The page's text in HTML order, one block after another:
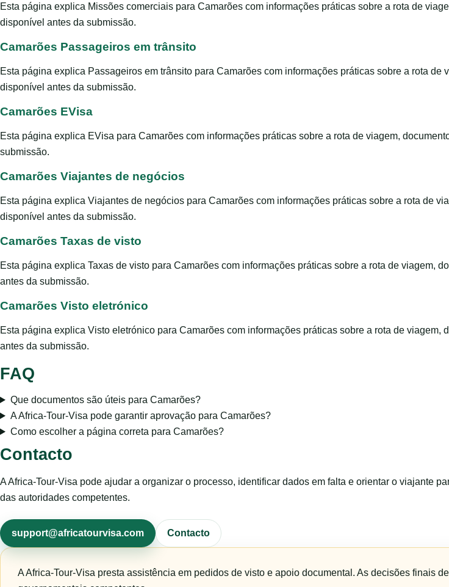
Esta página explica Missões comerciais para Camarões com informações práticas sobre a rota de
disponível antes da submissão.
Camarões Passageiros em trânsito
Esta página explica Passageiros em trânsito para Camarões com informações práticas sobre a rota
disponível antes da submissão.
Camarões EVisa
Esta página explica EVisa para Camarões com informações práticas sobre a rota de viagem,
submissão.
Camarões Viajantes de negócios
Esta página explica Viajantes de negócios para Camarões com informações práticas sobre a rota de
disponível antes da submissão.
Camarões Taxas de visto
Esta página explica Taxas de visto para Camarões com informações práticas sobre a rota de viagem,
antes da submissão.
Camarões Visto eletrónico
Esta página explica Visto eletrónico para Camarões com informações práticas sobre a rota de
antes da submissão.
FAQ
Que documentos são úteis para Camarões?
A Africa-Tour-Visa pode garantir aprovação para Camarões?
Como escolher a página correta para Camarões?
Contacto
A Africa-Tour-Visa pode ajudar a organizar o processo, identificar dados em falta e orientar o viajante
das autoridades competentes.
support@africatourvisa.com Contacto
A Africa-Tour-Visa presta assistência em pedidos de visto e apoio documental. As decisões finais